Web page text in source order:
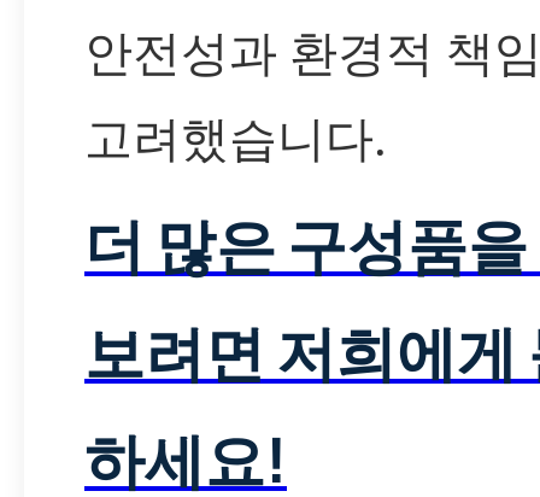
안전성과 환경적 책
고려했습니다.
더 많은 구성품
보려면 저희에게
하세요!